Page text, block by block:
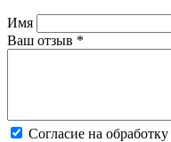
Имя
Ваш отзыв *
Согласие на